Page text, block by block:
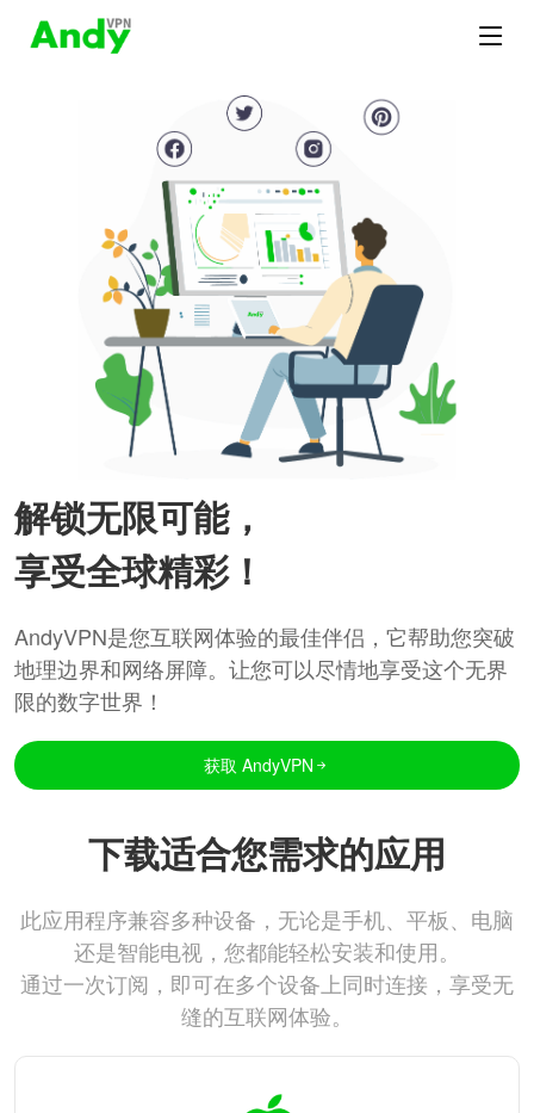
解锁无限可能，
享受全球精彩！
AndyVPN是您互联网体验的最佳伴侣，它帮助您突破
地理边界和网络屏障。让您可以尽情地享受这个无界
限的数字世界！
获取 AndyVPN
下载适合您需求的应用
此应用程序兼容多种设备，无论是手机、平板、电脑
还是智能电视，您都能轻松安装和使用。
通过一次订阅，即可在多个设备上同时连接，享受无
缝的互联网体验。